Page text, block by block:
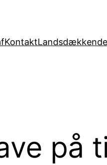
KontaktLandsdækkende
på